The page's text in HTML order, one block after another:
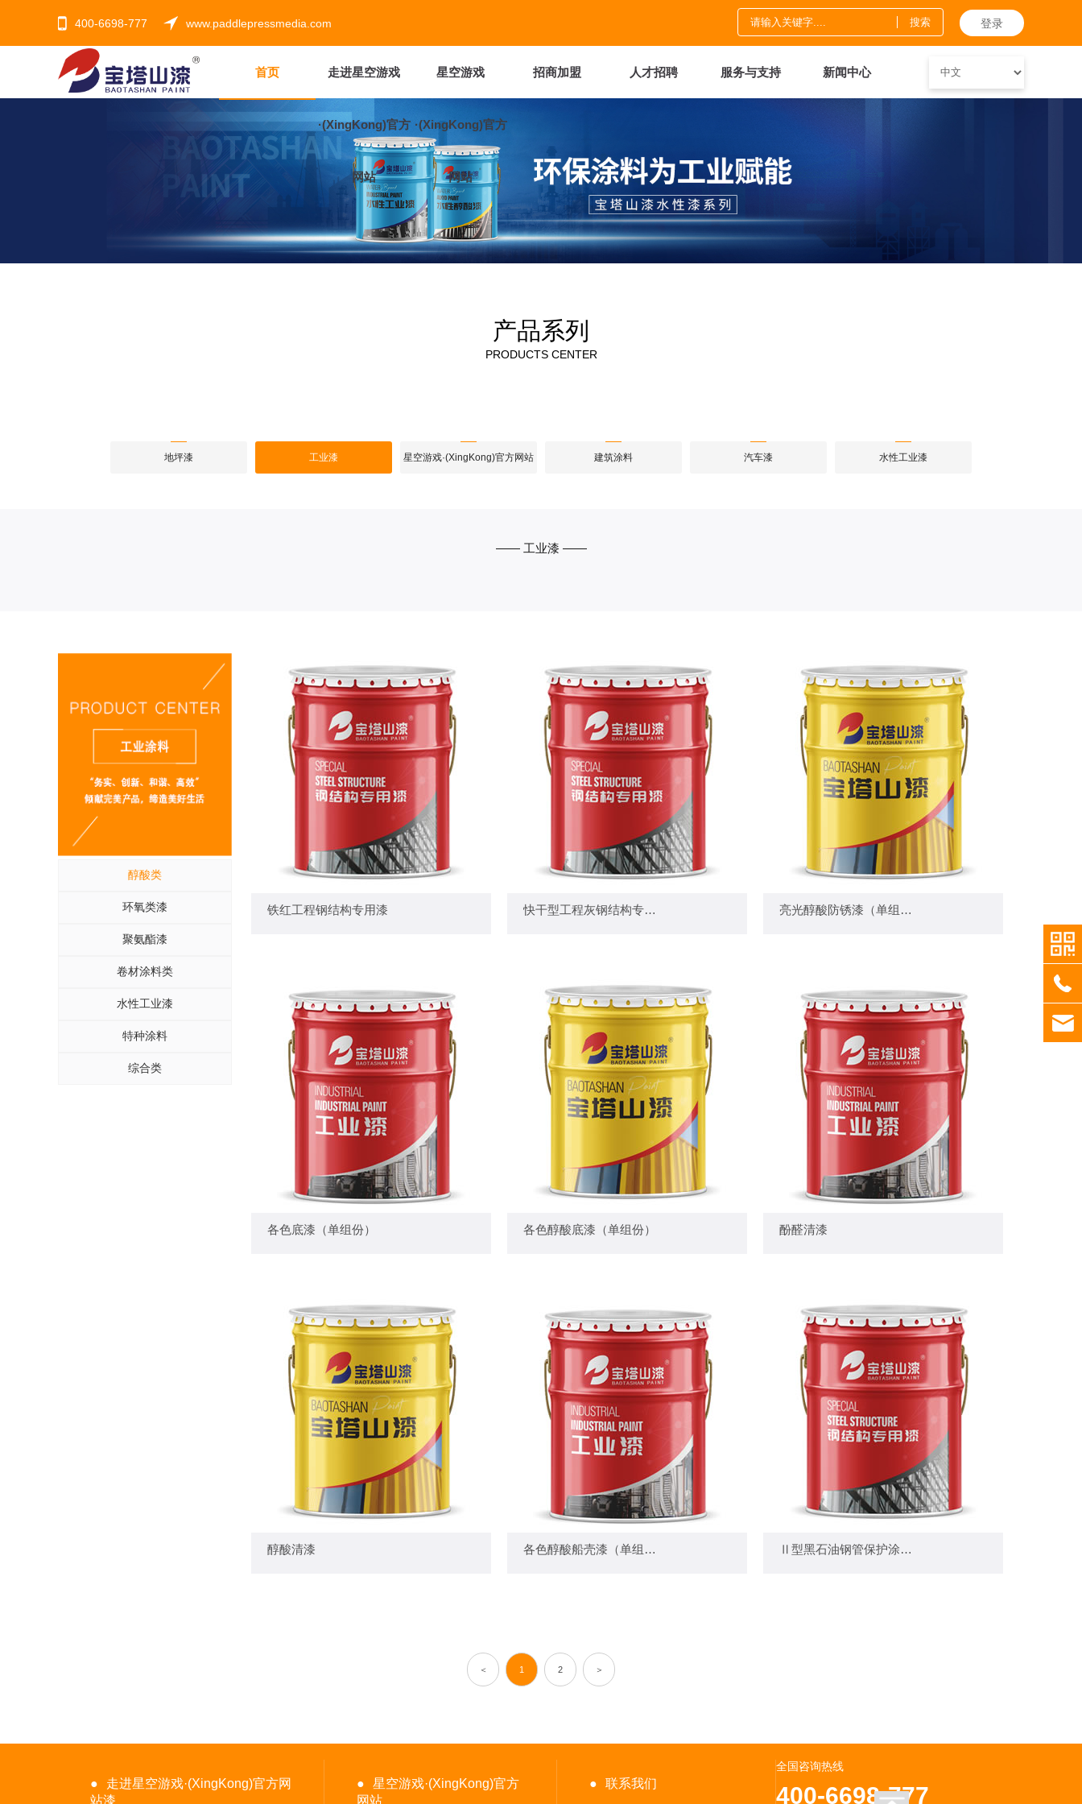
400-6698-777 www.paddlepressmedia.com 登录
首页 走进星空游戏
·(XingKong)官方
网站
星空游戏
·(XingKong)官方
网站
招商加盟 人才招聘 服务与支持 新闻中心
产品系列
PRODUCTS CENTER
地坪漆 工业漆 星空游戏·(XingKong)官方网站 建筑涂料 汽车漆 水性工业漆
—— 工业漆 ——
醇酸类
环氧类漆
聚氨酯漆
卷材涂料类
水性工业漆
特种涂料
综合类
铁红工程钢结构专用漆 快干型工程灰钢结构专用漆 亮光醇酸防锈漆（单组份）
各色底漆（单组份） 各色醇酸底漆（单组份） 酚醛清漆
醇酸清漆 各色醇酸船壳漆（单组份） Ⅱ型黑石油钢管保护涂料（单组份）
＜ 1 2 ＞
●
走进星空游戏·(XingKong)官方网
站漆
●
星空游戏·(XingKong)官方
网站
● 联系我们
全国咨询热线
400-6698-777